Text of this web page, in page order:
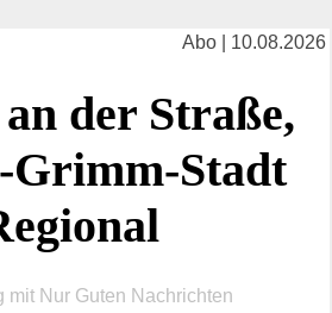
Abo | 10.08.2026
der Straße,
Stadt
mit Nur Guten Nachrichten